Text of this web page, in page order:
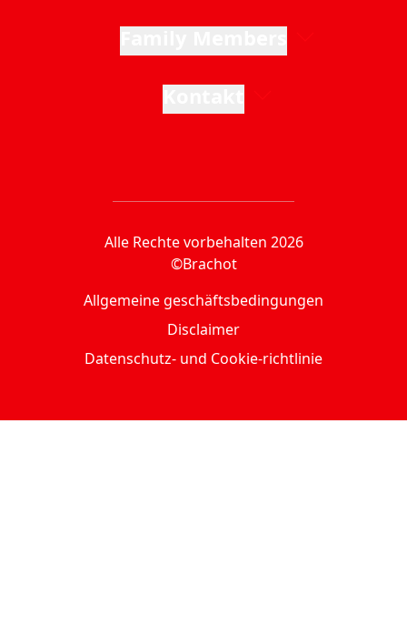
Alle Rechte vorbehalten 2026
©Brachot
Allgemeine geschäftsbedingungen
Disclaimer
Datenschutz- und Cookie-richtlinie